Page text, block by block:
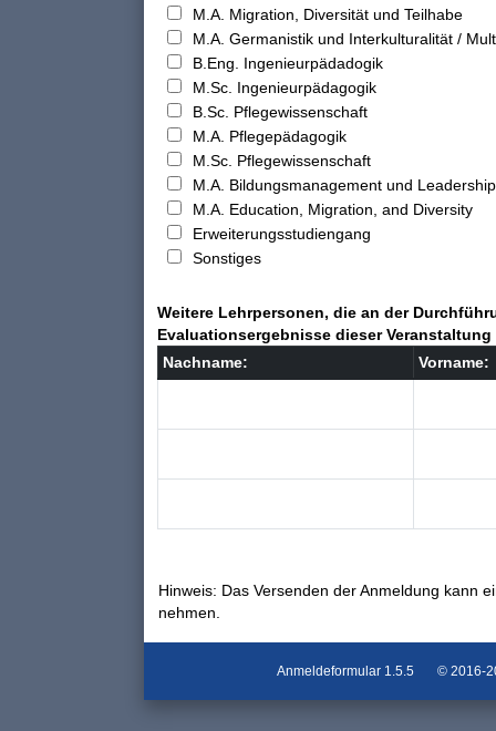
M.A. Migration, Diversität und Teilhabe
M.A. Germanistik und Interkulturalität /
B.Eng. Ingenieurpädadogik
M.Sc. Ingenieurpädagogik
B.Sc. Pflegewissenschaft
M.A. Pflegepädagogik
M.Sc. Pflegewissenschaft
M.A. Bildungsmanagement und
M.A. Education, Migration, and Diversity
Erweiterungsstudiengang
Sonstiges
Weitere Lehrpersonen, die an der
Evaluationsergebnisse dieser
Nachname:
Vorname:
Hinweis: Das Versenden der Anmeldung kann
nehmen.
Anmeldeformular 1.5.5 © 2016-